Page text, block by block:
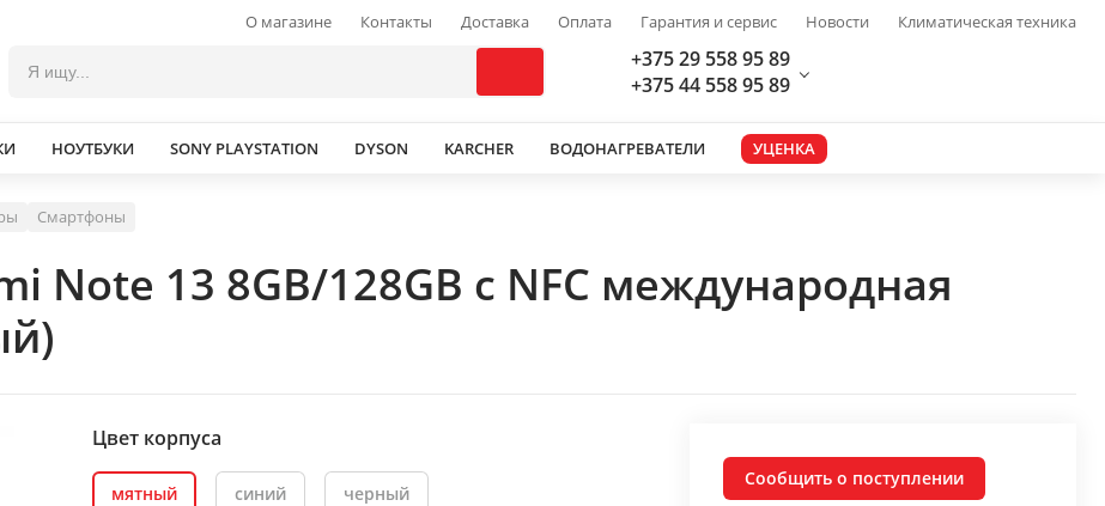
О магазине Контакты Доставка Оплата Гарантия и сервис Новости Климатическая техника
+375 29 558 95 89
+375 44 558 95 89
НОУТБУКИ SONY PLAYSTATION DYSON KARCHER ВОДОНАГРЕВАТЕЛИ УЦЕНКА
Смартфоны
Note 13 8GB/128GB с NFC международная
Цвет корпуса
мятный синий черный
Сообщить о поступлении